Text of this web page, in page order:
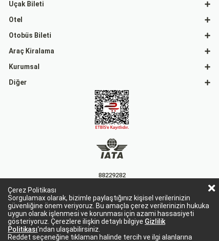
Çerez Politikası
Sorgulamax olarak, bizimle paylaştığınız kişisel verilerinizin
güvenliğine önem veriyoruz. Bu amaçla çerez verilerinizin hukuka
uygun olarak işlenmesi ve korunması için azami hassasiyeti
gösteriyoruz. Çerezlere ilişkin detaylı bilgiye Gizlilik
Politikası'ndan ulaşabilirsiniz.
Reddet seçeneğine tıklaman halinde tercih ve ilgi alanlarına
Uçak Bileti
Otel
Otobüs Bileti
Araç Kiralama
Kurumsal
Diğer
88229282
15863